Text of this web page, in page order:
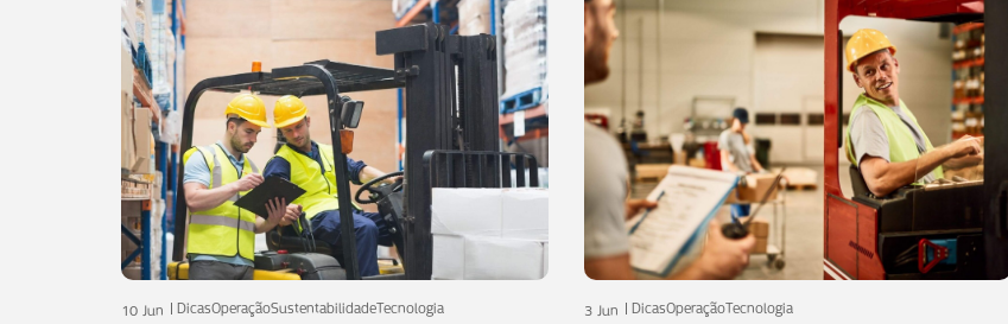
10 Jun DicasOperaçãoSustentabilidadeTecnologia 3 Jun DicasOperaçãoTecnologia